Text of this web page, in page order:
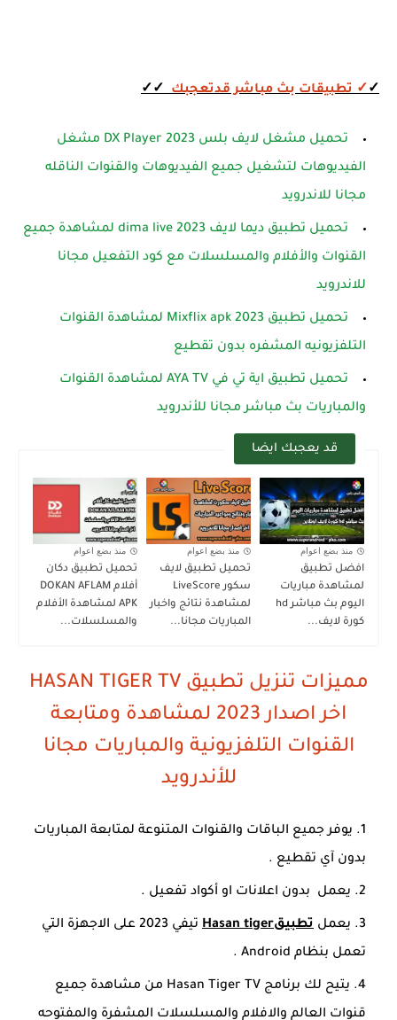
✓✓ تطبيقات بث مباشر قدتعجبك✓✓
تحميل مشغل لايف بلس DX Player 2023 مشغل
الفيديوهات لتشغيل جميع الفيديوهات والقنوات الناقله
مجانا للاندرويد
تحميل تطبيق ديما لايف dima live 2023 لمشاهدة جميع
القنوات والأفلام والمسلسلات مع كود التفعيل مجانا
للاندرويد
تحميل تطبيق Mixflix apk 2023 لمشاهدة القنوات
التلفزيونيه المشفره بدون تقطيع
تحميل تطبيق اية تي في AYA TV لمشاهدة القنوات
والمباريات بث مباشر مجانا للأندرويد
قد يعجبك ايضا
منذ بضع اعوام
افضل تطبيق
لمشاهدة مباريات
اليوم بث مباشر hd
كورة لايف...
منذ بضع اعوام
تحميل تطبيق لايف
سكور LiveScore
لمشاهدة نتائج واخبار
المباريات مجانا...
منذ بضع اعوام
تحميل تطبيق دكان
أفلام DOKAN AFLAM
APK لمشاهدة الأفلام
والمسلسلات...
مميزات تنزيل تطبيق HASAN TIGER TV
اخر اصدار 2023 لمشاهدة ومتابعة
القنوات التلفزيونية والمباريات مجانا
للأندرويد
يوفر جميع الباقات والقنوات المتنوعة لمتابعة المباريات
بدون آي تقطيع .
يعمل بدون اعلانات او أكواد تفعيل .
يعمل تطبيقHasan tiger
تيفي 2023 على الاجهزة التي
تعمل بنظام Android .
يتيح لك برنامج Hasan Tiger TV من مشاهدة جميع
قنوات العالم والافلام والمسلسلات المشفرة والمفتوحه